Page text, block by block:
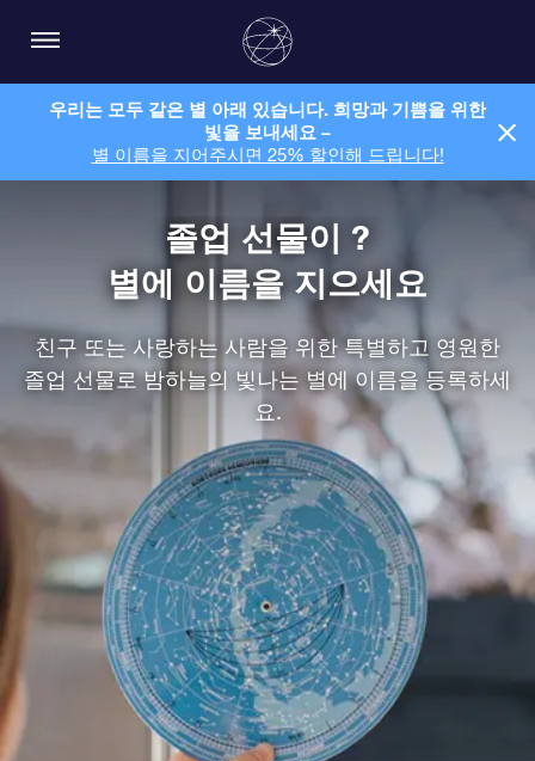
우리는 모두 같은 별 아래 있습니다. 희망과 기쁨을 위한
빛을 보내세요 –
별 이름을 지어주시면 25% 할인해 드립니다!
졸업 선물이 ?
별에 이름을 지으세요
친구 또는 사랑하는 사람을 위한 특별하고 영원한
졸업 선물로 밤하늘의 빛나는 별에 이름을 등록하세
요.